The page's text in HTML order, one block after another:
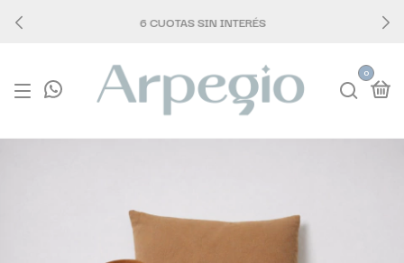
6 CUOTAS SIN INTERÉS
0